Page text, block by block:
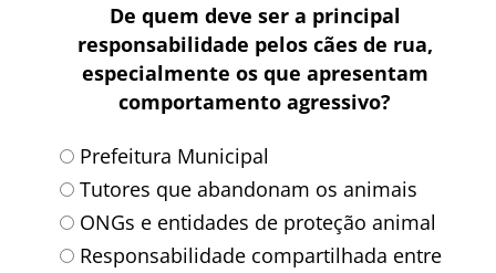
De quem deve ser a principal
responsabilidade pelos cães de rua,
especialmente os que apresentam
comportamento agressivo?
Prefeitura Municipal
Tutores que abandonam os animais
ONGs e entidades de proteção animal
Responsabilidade compartilhada entre